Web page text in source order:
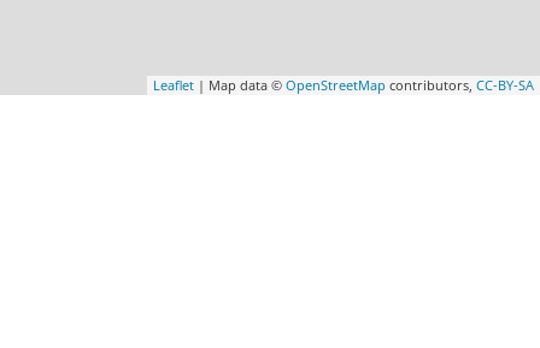
Leaflet | Map data © OpenStreetMap contributors, CC-BY-SA